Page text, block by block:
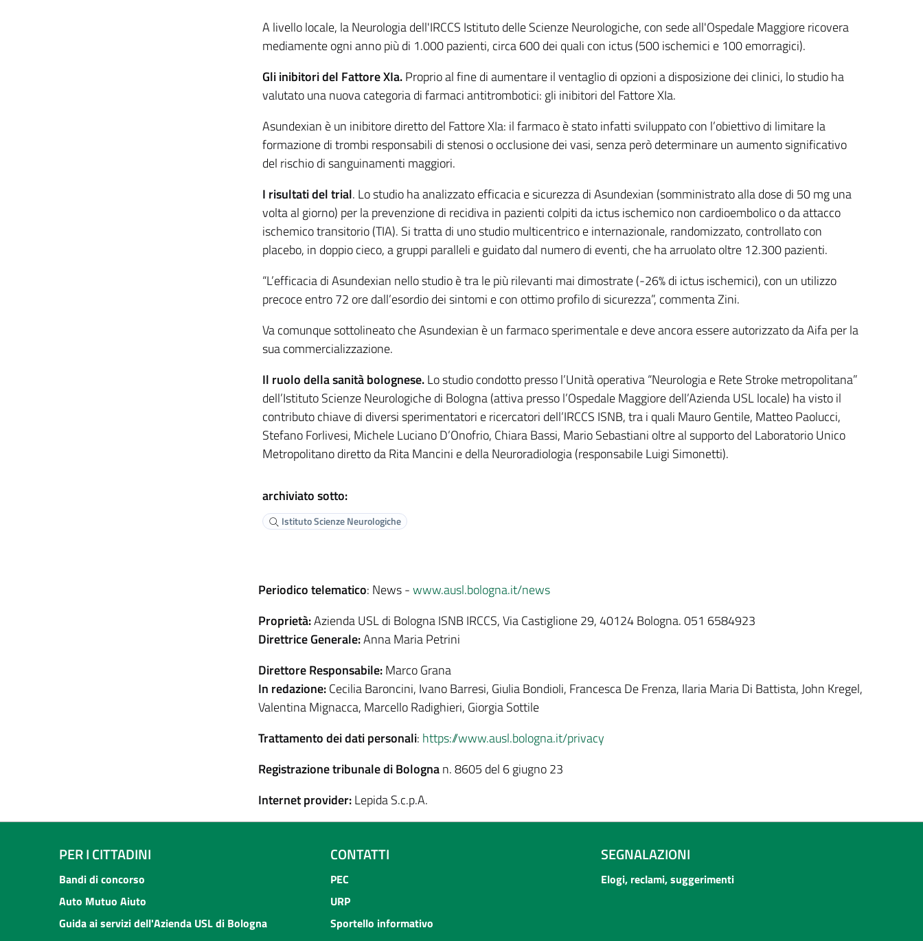
A livello locale, la Neurologia dell'IRCCS Istituto delle Scienze Neurologiche, con sede all'Ospedale Maggiore ricovera
mediamente ogni anno più di 1.000 pazienti, circa 600 dei quali con ictus (500 ischemici e 100 emorragici).
Gli inibitori del Fattore XIa.Proprio al fine di aumentare il ventaglio di opzioni a disposizione dei clinici, lo studio ha
valutato una nuova categoria di farmaci antitrombotici: gli inibitori del Fattore XIa.
Asundexian è un inibitore diretto del Fattore XIa: il farmaco è stato infatti sviluppato con l’obiettivo di limitare la
formazione di trombi responsabili di stenosi o occlusione dei vasi, senza però determinare un aumento significativo
del rischio di sanguinamenti maggiori.
I risultati del trial. Lo studio ha analizzato efficacia e sicurezza di Asundexian (somministrato alla dose di 50 mg una
volta al giorno) per la prevenzione di recidiva in pazienti colpiti da ictus ischemico non cardioembolico o da attacco
ischemico transitorio (TIA). Si tratta di uno studio multicentrico e internazionale, randomizzato, controllato con
placebo, in doppio cieco, a gruppi paralleli e guidato dal numero di eventi, che ha arruolato oltre 12.300 pazienti.
“L’efficacia di Asundexian nello studio è tra le più rilevanti mai dimostrate (-26% di ictus ischemici), con un utilizzo
precoce entro 72 ore dall’esordio dei sintomi e con ottimo profilo di sicurezza”, commenta Zini.
Va comunque sottolineato che Asundexian è un farmaco sperimentale e deve ancora essere autorizzato da Aifa per la
sua commercializzazione.
Il ruolo della sanità bolognese.Lo studio condotto presso l’Unità operativa “Neurologia e Rete Stroke metropolitana”
dell’Istituto Scienze Neurologiche di Bologna (attiva presso l’Ospedale Maggiore dell’Azienda USL locale) ha visto il
contributo chiave di diversi sperimentatori e ricercatori dell’IRCCS ISNB, tra i quali Mauro Gentile, Matteo Paolucci,
Stefano Forlivesi, Michele Luciano D’Onofrio, Chiara Bassi, Mario Sebastiani oltre al supporto del Laboratorio Unico
Metropolitano diretto da Rita Mancini e della Neuroradiologia (responsabile Luigi Simonetti).
archiviato sotto:
Istituto Scienze Neurologiche
Periodico telematico: News -www.ausl.bologna.it/news
Proprietà:Azienda USL di Bologna ISNB IRCCS, Via Castiglione 29, 40124 Bologna. 051 6584923
Direttrice Generale:Anna Maria Petrini
Direttore Responsabile:Marco Grana
In redazione:Cecilia Baroncini, Ivano Barresi, Giulia Bondioli, Francesca De Frenza, Ilaria Maria Di Battista, John Kregel,
Valentina Mignacca, Marcello Radighieri, Giorgia Sottile
Trattamento dei dati personali: https://www.ausl.bologna.it/privacy
Registrazione tribunale di Bolognan. 8605 del 6 giugno 23
Internet provider:Lepida S.c.p.A.
PER I CITTADINI
Bandi di concorso
Auto Mutuo Aiuto
Guida ai servizi dell'Azienda USL di Bologna
CONTATTI
PEC
URP
Sportello informativo
SEGNALAZIONI
Elogi, reclami, suggerimenti